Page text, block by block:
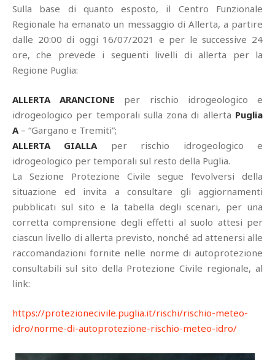
Sulla base di quanto esposto, il Centro Funzionale
Regionale ha emanato un messaggio di Allerta, a partire
dalle 20:00 di oggi 16/07/2021 e per le successive 24
ore, che prevede i seguenti livelli di allerta per la
Regione Puglia:
ALLERTA ARANCIONE per rischio idrogeologico e
idrogeologico per temporali sulla zona di allerta Puglia
A – “Gargano e Tremiti”;
ALLERTA GIALLAper rischio idrogeologico e
idrogeologico per temporali sul resto della Puglia.
La Sezione Protezione Civile segue l’evolversi della
situazione ed invita a consultare gli aggiornamenti
pubblicati sul sito e la tabella degli scenari, per una
corretta comprensione degli effetti al suolo attesi per
ciascun livello di allerta previsto, nonché ad attenersi alle
raccomandazioni fornite nelle norme di autoprotezione
consultabili sul sito della Protezione Civile regionale, al
link:
https://protezionecivile.puglia.it/rischi/rischio-meteo-
idro/norme-di-autoprotezione-rischio-meteo-idro/